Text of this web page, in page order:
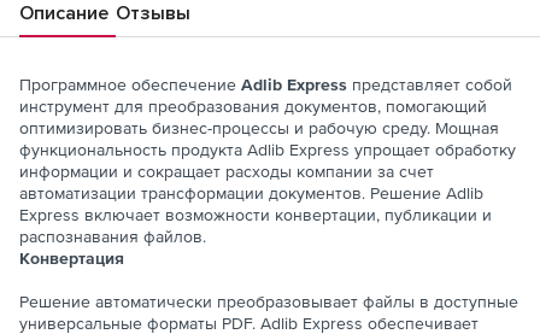
Описание Отзывы
Программное обеспечение Adlib Express представляет собой
инструмент для преобразования документов, помогающий
оптимизировать бизнес-процессы и рабочую среду. Мощная
функциональность продукта Adlib Express упрощает обработку
информации и сокращает расходы компании за счет
автоматизации трансформации документов. Решение Adlib
Express включает возможности конвертации, публикации и
распознавания файлов.
Конвертация
Решение автоматически преобразовывает файлы в доступные
универсальные форматы PDF. Adlib Express обеспечивает